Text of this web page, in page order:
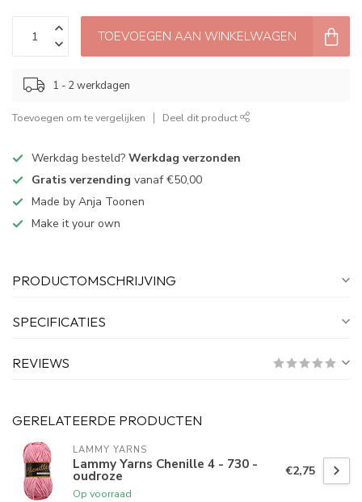
TOEVOEGEN AAN WINKELWAGEN
1 - 2 werkdagen
Toevoegen om te vergelijken Deel dit product
Werkdag besteld? Werkdag verzonden
Gratis verzending vanaf €50,00
Made by Anja Toonen
Make it your own
PRODUCTOMSCHRIJVING
SPECIFICATIES
REVIEWS
GERELATEERDE PRODUCTEN
LAMMY YARNS
Lammy Yarns Chenille 4 - 730 -
oudroze
Op voorraad
€2,75